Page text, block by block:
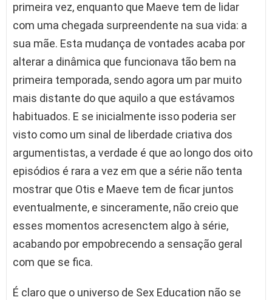
primeira vez, enquanto que Maeve tem de lidar
com uma chegada surpreendente na sua vida: a
sua mãe. Esta mudança de vontades acaba por
alterar a dinâmica que funcionava tão bem na
primeira temporada, sendo agora um par muito
mais distante do que aquilo a que estávamos
habituados. E se inicialmente isso poderia ser
visto como um sinal de liberdade criativa dos
argumentistas, a verdade é que ao longo dos oito
episódios é rara a vez em que a série não tenta
mostrar que Otis e Maeve tem de ficar juntos
eventualmente, e sinceramente, não creio que
esses momentos acresenctem algo à série,
acabando por empobrecendo a sensação geral
com que se fica.
É claro que o universo de Sex Education não se